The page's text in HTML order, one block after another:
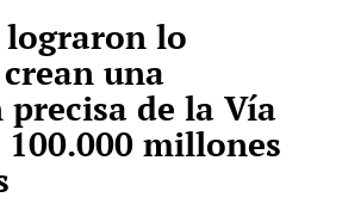
lo
una
de la Vía
millones